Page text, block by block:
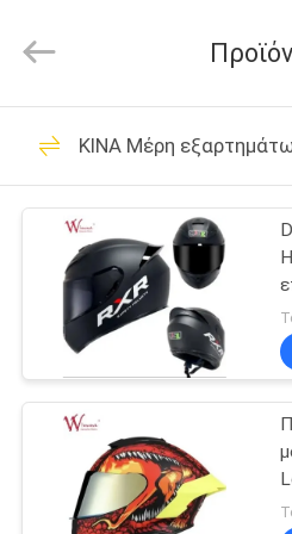
ΣΠΊΤΙ
ΠΡΟΪΌΝΤΑ
ΒΊΝΤΕΟ
ΣΧΕΤΙΚΆ
ΜΕ
ΕΜΆΣ
ΕΠΙΣΚΕΨΉ
Parts
Rights
μηχανών
ΚΙΝΑ Μέρη